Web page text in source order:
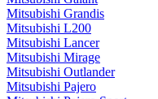
Mitsubishi Grandis
Mitsubishi L200
Mitsubishi Lancer
Mitsubishi Mirage
Mitsubishi Outlander
Mitsubishi Pajero